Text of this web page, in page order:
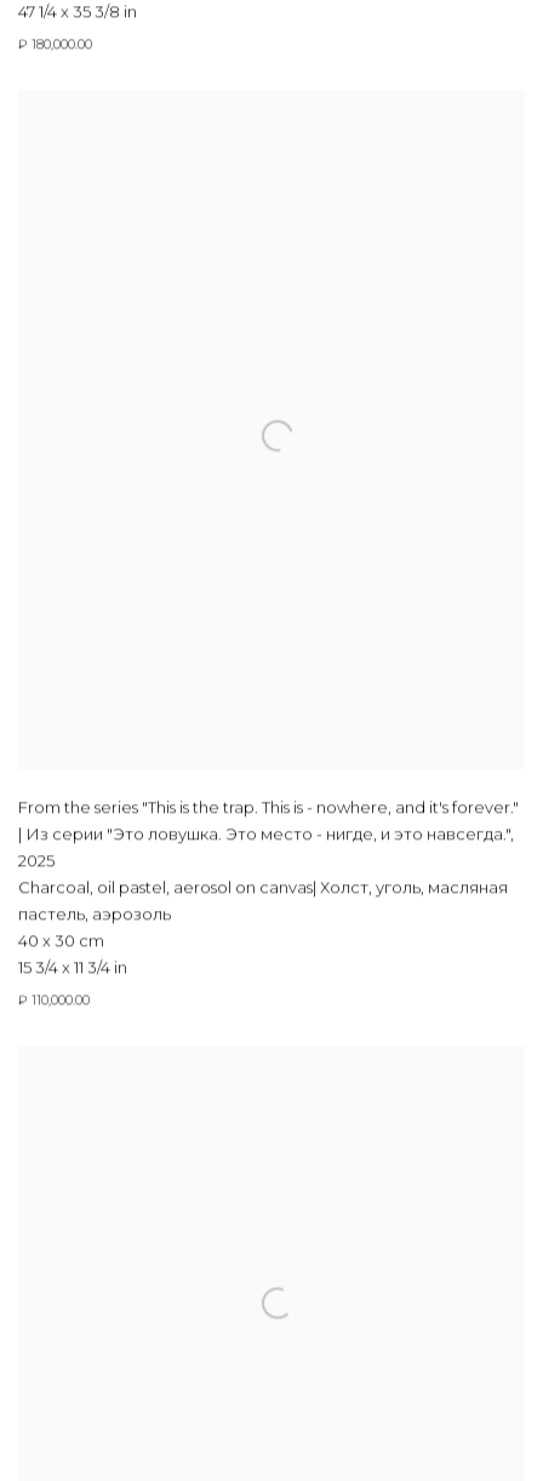
47 1/4 x 35 3/8 in
₽ 180,000.00
From the series "This is the trap. This is - nowhere, and it's forever."
| Из серии "Это ловушка. Это место - нигде, и это навсегда.",
2025
Charcoal, oil pastel, aerosol on canvas| Холст, уголь, масляная
пастель, аэрозоль
40 x 30 cm
15 3/4 x 11 3/4 in
₽ 110,000.00